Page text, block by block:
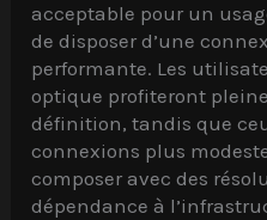
acceptable pour un
de disposer d’une
performante. Les
optique profiteront
définition, tandis que
connexions plus
composer avec des
dépendance à